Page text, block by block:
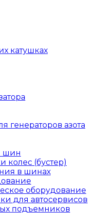
катушках
генераторов азота
шин
колес (бустер)
в шинах
оборудование
для автосервисов
подъемников